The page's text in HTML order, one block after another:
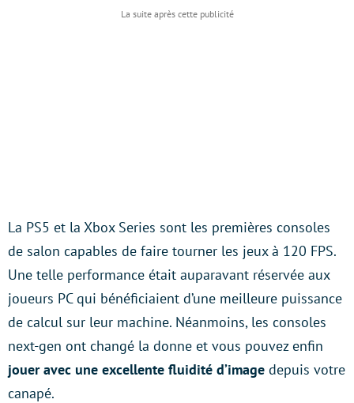
La PS5 et la Xbox Series sont les premières consoles
de salon capables de faire tourner les jeux à 120 FPS.
Une telle performance était auparavant réservée aux
joueurs PC qui bénéficiaient d’une meilleure puissance
de calcul sur leur machine. Néanmoins, les consoles
next-gen ont changé la donne et vous pouvez enfin
jouer avec une excellente fluidité d’image depuis votre
canapé.